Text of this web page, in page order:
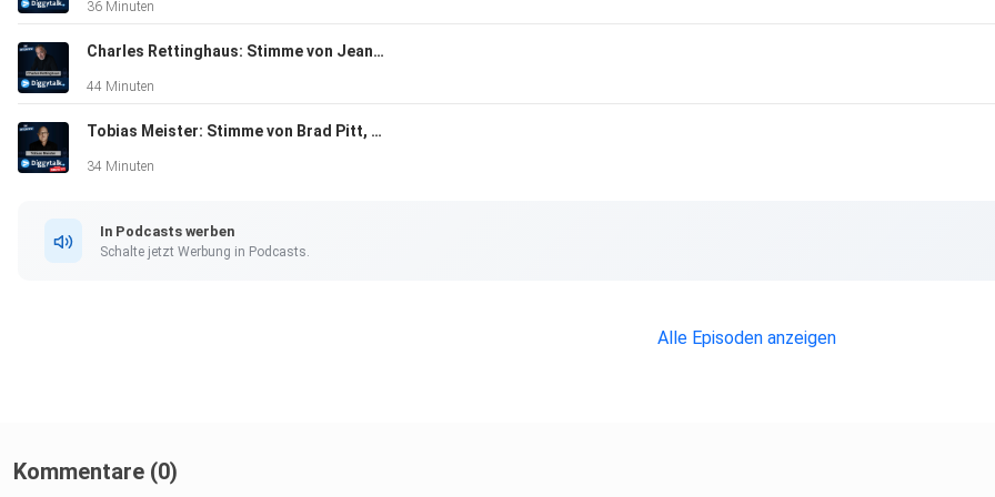
Folgt uns gerne auf Instagram unter www.instagram.com/diggytalk/
E-Mail: kontakt@diggytalk.de
Synchron und Film.
36 Minuten
Charles Rettinghaus: Stimme von Jean Claude Van Damme, Jamie Foxx. | Diggytalk #127
44 Minuten
Tobias Meister: Stimme von Brad Pitt, Robert Downey Jr., Die drei ??? (Victor Hugenay) | Diggytalk #126
34 Minuten
In Podcasts werben
Schalte jetzt Werbung in Podcasts.
Alle Episoden anzeigen
Kommentare (0)